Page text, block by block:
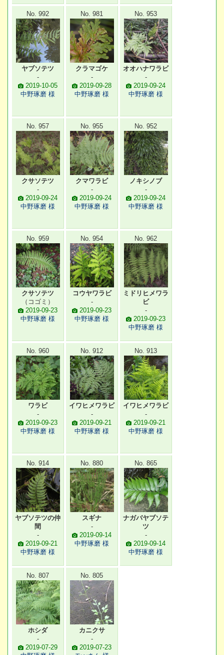
No. 992
ヤブソテツ
-
2019-10-05
中野琢磨 様
No. 981
クラマゴケ
-
2019-09-28
中野琢磨 様
No. 953
オオハナワラビ
-
2019-09-24
中野琢磨 様
No. 957
クサソテツ
-
2019-09-24
中野琢磨 様
No. 955
クマワラビ
-
2019-09-24
中野琢磨 様
No. 952
ノキシノブ
-
2019-09-24
中野琢磨 様
No. 959
クサソテツ
（コゴミ）
2019-09-23
中野琢磨 様
No. 954
コウヤワラビ
-
2019-09-23
中野琢磨 様
No. 962
ミドリヒメワラ
ビ
-
2019-09-23
中野琢磨 様
No. 960
ワラビ
-
2019-09-23
中野琢磨 様
No. 912
イワヒメワラビ
-
2019-09-21
中野琢磨 様
No. 913
イワヒメワラビ
-
2019-09-21
中野琢磨 様
No. 914
ヤブソテツの仲
間
-
2019-09-21
中野琢磨 様
No. 880
スギナ
-
2019-09-14
中野琢磨 様
No. 865
ナガバヤブソテ
ツ
-
2019-09-14
中野琢磨 様
No. 807
ホシダ
-
2019-07-29
No. 805
カニクサ
-
2019-07-23